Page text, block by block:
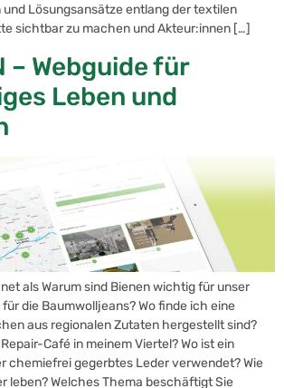
Lösungsansätze entlang der textilen
sichtbar zu machen und Akteur:innen […]
– Webguide für
Leben und
als Warum sind Bienen wichtig für unser
die Baumwolljeans? Wo finde ich eine
aus regionalen Zutaten hergestellt sind?
Café in meinem Viertel? Wo ist ein
chemiefrei gegerbtes Leder verwendet? Wie
leben? Welches Thema beschäftigt Sie